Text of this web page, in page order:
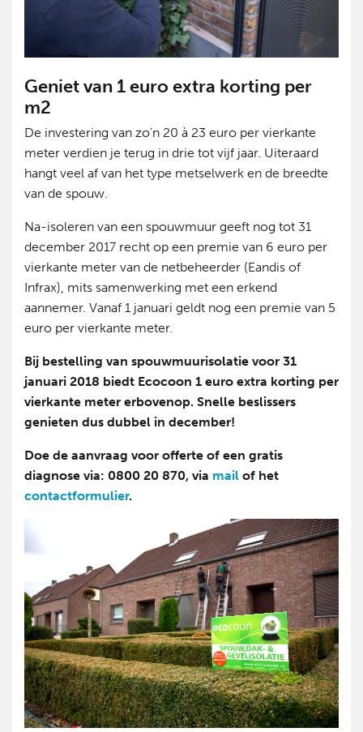
Geniet van 1 euro extra korting per
m2
De investering van zo'n 20 à 23 euro per vierkante
meter verdien je terug in drie tot vijf jaar. Uiteraard
hangt veel af van het type metselwerk en de breedte
van de spouw.
Na-isoleren van een spouwmuur geeft nog tot 31
december 2017 recht op een premie van 6 euro per
vierkante meter van de netbeheerder (Eandis of
Infrax), mits samenwerking met een erkend
aannemer. Vanaf 1 januari geldt nog een premie van 5
euro per vierkante meter.
Bij bestelling van spouwmuurisolatie voor 31
januari 2018 biedt Ecocoon 1 euro extra korting per
vierkante meter erbovenop. Snelle beslissers
genieten dus dubbel in december!
Doe de aanvraag voor offerte of een gratis
diagnose via: 0800 20 870, via mail of het
contactformulier.